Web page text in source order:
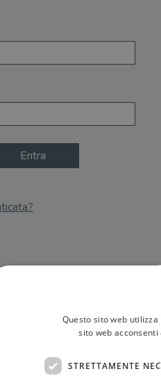
Entra
Questo sito web
sito web
STRETTAMENTE